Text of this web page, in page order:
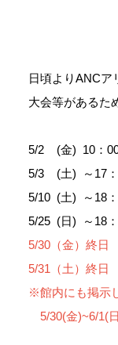
日頃よりANCア
大会等があるた
5/2 (金) 10：
5/3 (土) ～17
5/10 (土) ～18
5/25 (日) ～18
5/30（金）終日
5/31（土）終日
※館内にも掲示
5/30(金)~6/1(